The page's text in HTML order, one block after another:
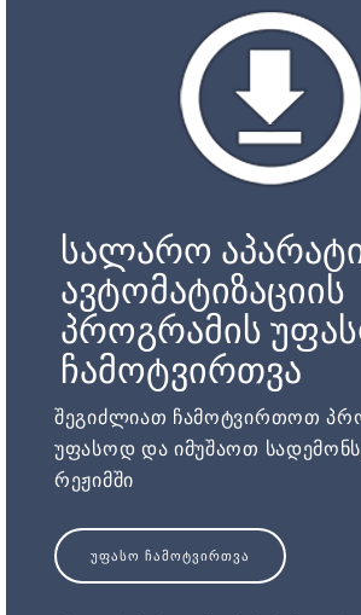
სალარო
ავტომატიზაციის
პროგრამის
ჩამოტვირთვა
შეგიძლიათ ჩამოტვირთოთ
უფასოდ და იმუშაოთ
რეჟიმში
ᲣᲤᲐᲡᲝ ᲩᲐᲛᲝᲢᲕᲘᲠᲗᲕᲐ